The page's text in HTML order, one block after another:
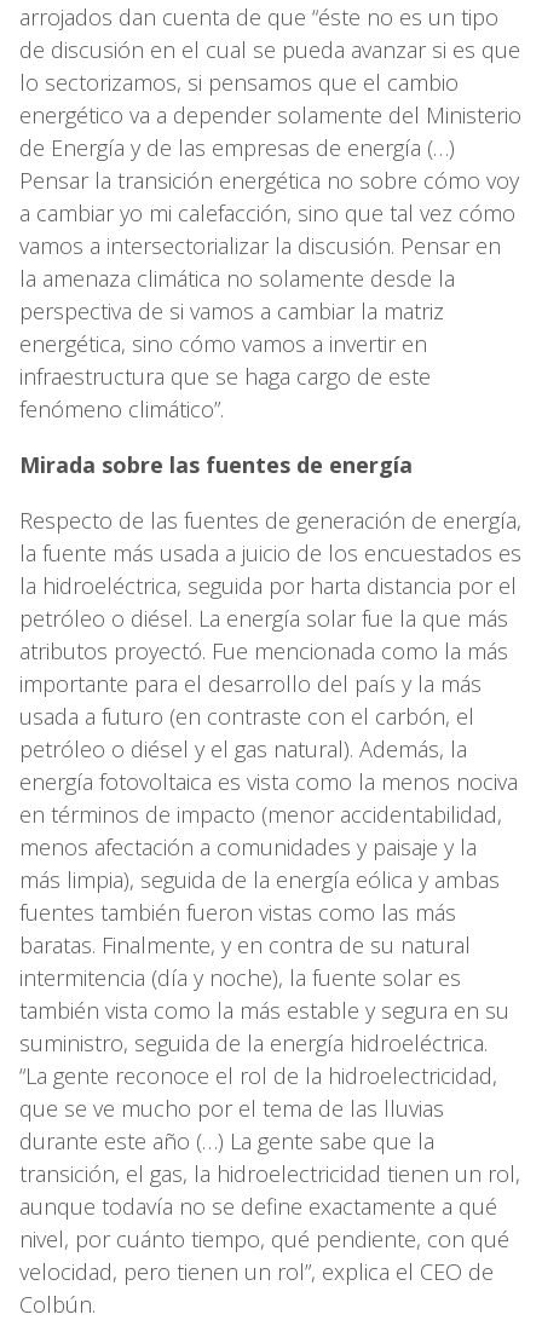
arrojados dan cuenta de que “éste no es un tipo
de discusión en el cual se pueda avanzar si es que
lo sectorizamos, si pensamos que el cambio
energético va a depender solamente del Ministerio
de Energía y de las empresas de energía (…)
Pensar la transición energética no sobre cómo voy
a cambiar yo mi calefacción, sino que tal vez cómo
vamos a intersectorializar la discusión. Pensar en
la amenaza climática no solamente desde la
perspectiva de si vamos a cambiar la matriz
energética, sino cómo vamos a invertir en
infraestructura que se haga cargo de este
fenómeno climático”.
Mirada sobre las fuentes de energía
Respecto de las fuentes de generación de energía,
la fuente más usada a juicio de los encuestados es
la hidroeléctrica, seguida por harta distancia por el
petróleo o diésel. La energía solar fue la que más
atributos proyectó. Fue mencionada como la más
importante para el desarrollo del país y la más
usada a futuro (en contraste con el carbón, el
petróleo o diésel y el gas natural). Además, la
energía fotovoltaica es vista como la menos nociva
en términos de impacto (menor accidentabilidad,
menos afectación a comunidades y paisaje y la
más limpia), seguida de la energía eólica y ambas
fuentes también fueron vistas como las más
baratas. Finalmente, y en contra de su natural
intermitencia (día y noche), la fuente solar es
también vista como la más estable y segura en su
suministro, seguida de la energía hidroeléctrica.
“La gente reconoce el rol de la hidroelectricidad,
que se ve mucho por el tema de las lluvias
durante este año (…) La gente sabe que la
transición, el gas, la hidroelectricidad tienen un rol,
aunque todavía no se define exactamente a qué
nivel, por cuánto tiempo, qué pendiente, con qué
velocidad, pero tienen un rol”, explica el CEO de
Colbún.